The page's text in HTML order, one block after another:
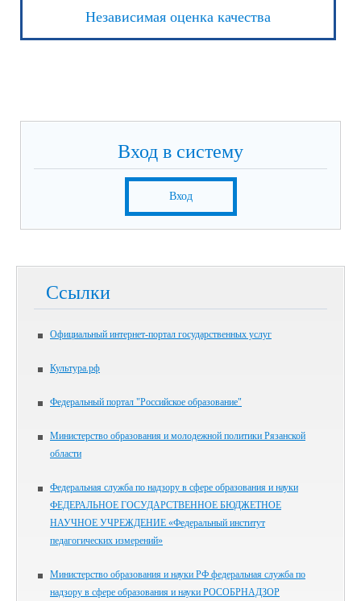
Независимая оценка качества
Вход в систему
Вход
Ссылки
Официальный интернет-портал государственных услуг
Культура.рф
Федеральный портал "Российское образование"
Министерство образования и молодежной политики Рязанской
области
Федеральная служба по надзору в сфере образования и науки
ФЕДЕРАЛЬНОЕ ГОСУДАРСТВЕННОЕ БЮДЖЕТНОЕ
НАУЧНОЕ УЧРЕЖДЕНИЕ «Федеральный институт
педагогических измерений»
Министерство образования и науки РФ федеральная служба по
надзору в сфере образования и науки РОСОБРНАДЗОР